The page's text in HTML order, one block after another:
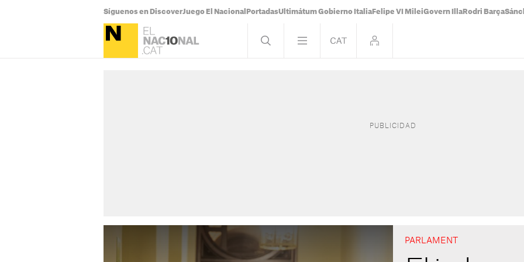
Síguenos en DiscoverJuego El Nacional PortadasUltimátum Gobierno Italia Felipe VI MileiGovern Illa Rodri Barça
PARLAMENT